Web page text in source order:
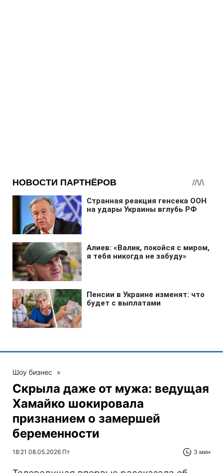
Шоу бизнес »
Скрыла даже от мужа: ведущая
Хамайко шокировала
признанием о замершей
беременности
18:21 08.05.2026 Пт 3 мин